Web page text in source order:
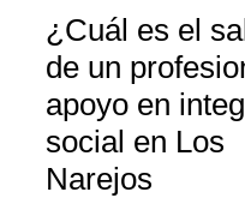
¿Cuál es el
de un
apoyo en
social en Los
Narejos